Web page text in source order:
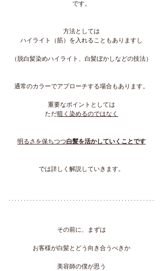
です。
方法としては
ハイライト（筋）を入れることもありますし
（脱白髪染めハイライト、白髪ぼかしなどの技法）
通常のカラーでアプローチする場合もあります。
重要なポイントとしては
ただ暗く染めるのではなく
明るさを保ちつつ白髪を活かしていくことです
では詳しく解説していきます。
その前に、まずは
お客様が白髪とどう向き合うべきか
美容師の僕が思う